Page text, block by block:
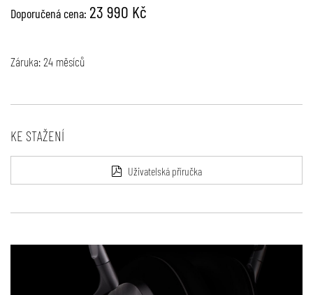
Doporučená cena: 23 990 Kč
Záruka: 24 měsíců
KE STAŽENÍ
Uživatelská příručka